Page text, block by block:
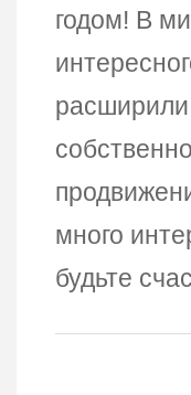
годом! В
много
будьте